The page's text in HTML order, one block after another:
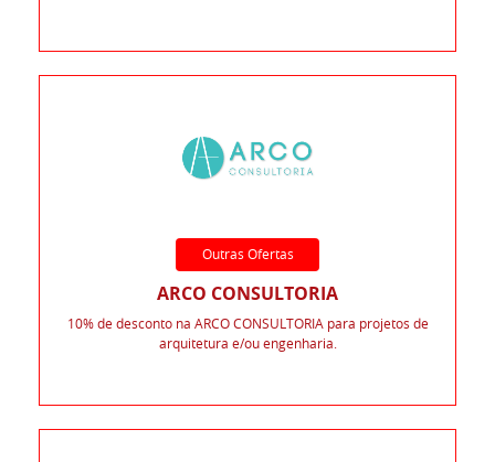
Outras Ofertas
ARCO CONSULTORIA
10% de desconto na ARCO CONSULTORIA para projetos de
arquitetura e/ou engenharia.